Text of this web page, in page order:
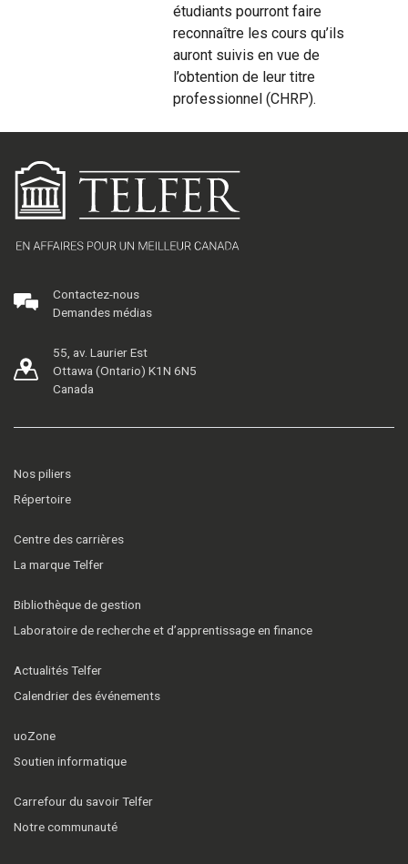
étudiants pourront faire
reconnaître les cours qu’ils
auront suivis en vue de
l’obtention de leur titre
professionnel (CHRP).
Contactez-nous
Demandes médias
55, av. Laurier Est
Ottawa (Ontario) K1N 6N5
Canada
Nos piliers
Répertoire
Centre des carrières
La marque Telfer
Bibliothèque de gestion
Laboratoire de recherche et d’apprentissage en finance
Actualités Telfer
Calendrier des événements
uoZone
Soutien informatique
Carrefour du savoir Telfer
Notre communauté